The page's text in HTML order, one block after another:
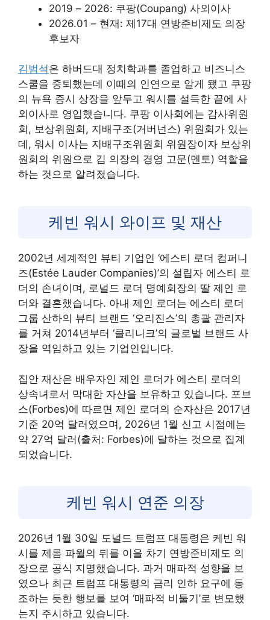
2019 – 2026: 쿠팡(Coupang) 사외이사
2026.01 – 현재: 제17대 연방준비제도 의장
후보자
김범석은 하버드대 정치학과를 졸업하고 비즈니스
스쿨을 중퇴했는데 이때의 인연으로 알게 됐고 쿠팡
의 뉴욕 증시 상장을 앞두고 워시를 설득한 끝에 사
외이사로 영입했습니다. 쿠팡 이사회에는 감사위원
회, 보상위원회, 지배구조(거버넌스) 위원회가 있는
데, 워시 이사는 지배구조위원회 위원장이자 보상위
원회의 위원으로 김 의장의 경영 고문(멘토) 역할을
하는 것으로 알려졌습니다.
케빈 워시 와이프 및 재산
2002년 세계적인 뷰티 기업인 ‘에스티 로더 컴퍼니
즈(Estée Lauder Companies)’의 설립자 에스티 로
더의 손녀이며, 로널드 로더 명예회장의 딸 제인 로
더와 결혼했습니다. 아내 제인 로더는 에스티 로더
그룹 산하의 뷰티 브랜드 ‘오리진스’의 총괄 관리자
를 거쳐 2014년부터 ‘클리니크’의 글로벌 브랜드 사
장을 역임하고 있는 기업인입니다.
집안 재산은 배우자인 제인 로더가 에스티 로더의
상속녀로서 막대한 자산을 보유하고 있습니다. 포브
스(Forbes)에 따르면 제인 로더의 순자산은 2017년
기준 20억 달러였으며, 2026년 1월 신고 시점에는
약 27억 달러(출처: Forbes)에 달하는 것으로 집계
되었습니다.
케빈 워시 연준 의장
2026년 1월 30일 도널드 트럼프 대통령은 케빈 워
시를 제롬 파월의 뒤를 이을 차기 연방준비제도 의
장으로 공식 지명했습니다. 과거 매파적 성향을 보
였으나 최근 트럼프 대통령의 금리 인하 요구에 동
조하는 듯한 행보를 보여 ‘매파적 비둘기’로 변모했
는지 주시하고 있습니다.